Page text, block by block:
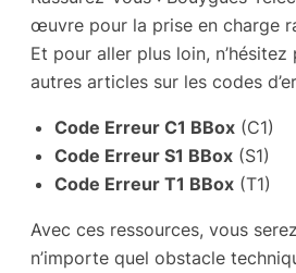
œuvre pour la prise en charge
Et pour aller plus loin,
autres articles sur les codes
Code Erreur C1 BBox (C1)
Code Erreur S1 BBox (S1)
Code Erreur T1 BBox (T1)
Avec ces ressources, vous
n’importe quel obstacle